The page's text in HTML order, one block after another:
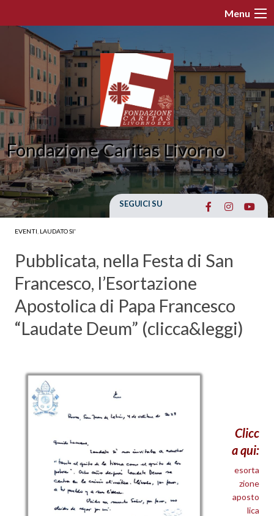
content
Menu
Fondazione Caritas Livorno
SEGUICI SU
EVENTI LAUDATO SI'
Pubblicata, nella Festa di San
Francesco, l’Esortazione
Apostolica di Papa Francesco
“Laudate Deum” (clicca&leggi)
Clicc
a qui:
esorta
zione
aposto
lica